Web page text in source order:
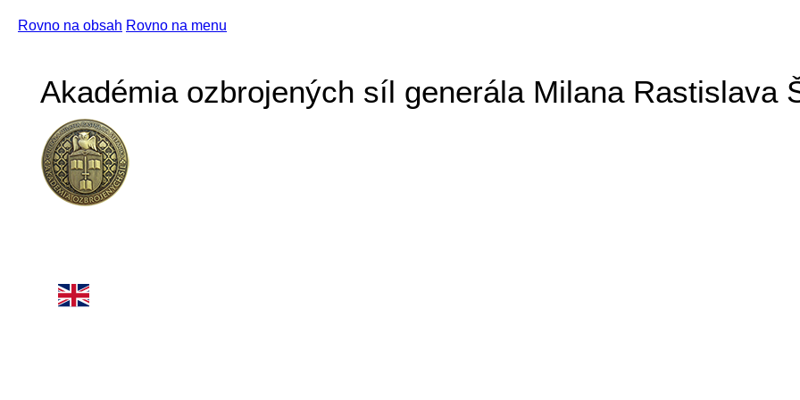
Rovno na obsah Rovno na menu
Akadémia ozbrojených síl generála Milana Rastislava